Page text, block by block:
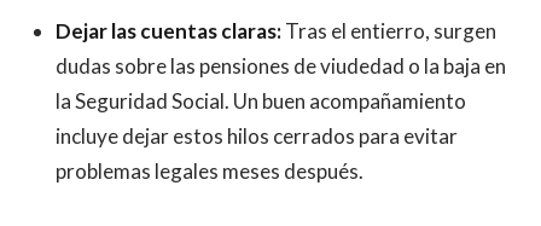
Dejar las cuentas claras:Tras el entierro, surgen
dudas sobre las pensiones de viudedad o la baja en
la Seguridad Social. Un buen acompañamiento
incluye dejar estos hilos cerrados para evitar
problemas legales meses después.